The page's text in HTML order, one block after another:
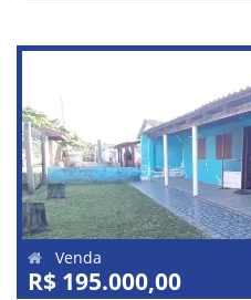
Venda
R$ 195.000,00